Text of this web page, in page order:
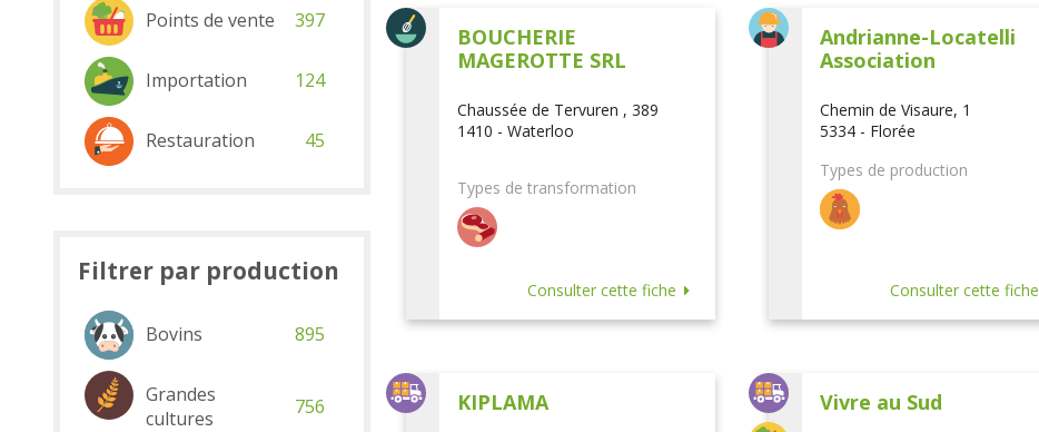
BOUCHERIE
MAGEROTTE SRL
Chaussée de Tervuren , 389
1410 - Waterloo
Types de transformation
Consulter cette fiche
Andrianne-Locatelli
Association
Chemin de Visaure, 1
5334 - Florée
Types de production
Consulter cette fiche
KIPLAMA Vivre au Sud
Points de vente 397
Importation 124
Restauration 45
Filtrer par production
Bovins 895
Grandes
cultures
756